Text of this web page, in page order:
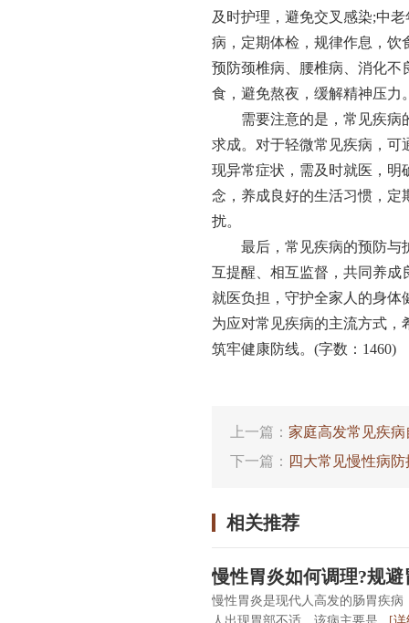
及时护理，避免交叉感染;中
病，定期体检，规律作息，饮
预防颈椎病、腰椎病、消化不
食，避免熬夜，缓解精神压力
需要注意的是，常见疾病
求成。对于轻微常见疾病，可
现异常症状，需及时就医，明
念，养成良好的生活习惯，定
扰。
最后，常见疾病的预防与
互提醒、相互监督，共同养成
就医负担，守护全家人的身
为应对常见疾病的主流方式
筑牢健康防线。(字数：1460)
上一篇： 家庭高发常见疾
下一篇： 四大常见慢性病
相关推荐
慢性胃炎如何调理?规
慢性胃炎是现代人高发的肠胃疾